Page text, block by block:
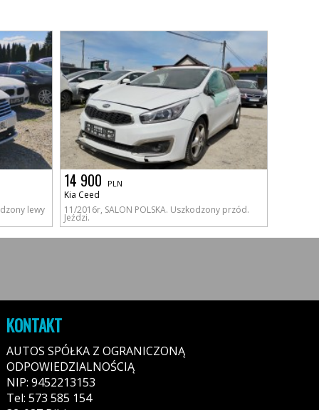
lewy
14 900 PLN
Kia Ceed
11/2016r, SALON POLSKA. Uszkodzony przód.
Jeździ.
KONTAKT
AUTOS SPÓŁKA Z OGRANICZONĄ
ODPOWIEDZIALNOŚCIĄ
NIP: 9452213153
Tel: 573 585 154